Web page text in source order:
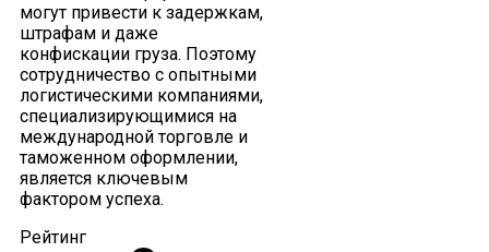
могут привести к задержкам,
штрафам и даже
конфискации груза. Поэтому
сотрудничество с опытными
логистическими компаниями,
специализирующимися на
международной торговле и
таможенном оформлении,
является ключевым
фактором успеха.
Рейтинг